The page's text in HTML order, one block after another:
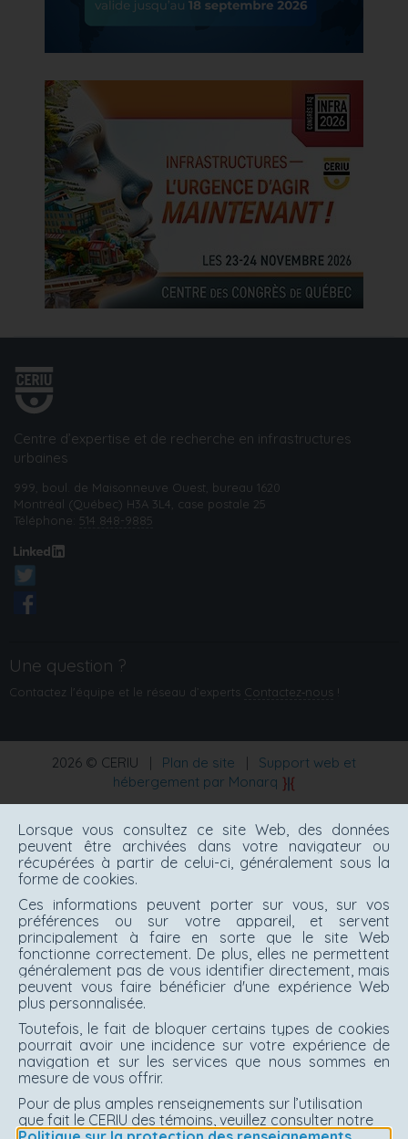
Centre d’expertise et de recherche en infrastructures
urbaines
999, boul. de Maisonneuve Ouest, bureau 1620
Montréal (Québec) H3A 3L4, case postale 25
Téléphone: 514 848-9885
Une question ?
Contactez l'équipe et le réseau d’experts Contactez‑nous !
2026 © CERIU Plan de site
Support web et
hébergement par Monarq
Lorsque vous consultez ce site Web, des données
peuvent être archivées dans votre navigateur ou
récupérées à partir de celui-ci, généralement sous la
forme de cookies.
Ces informations peuvent porter sur vous, sur vos
préférences ou sur votre appareil, et servent
principalement à faire en sorte que le site Web
fonctionne correctement. De plus, elles ne permettent
généralement pas de vous identifier directement, mais
peuvent vous faire bénéficier d'une expérience Web
plus personnalisée.
Toutefois, le fait de bloquer certains types de cookies
pourrait avoir une incidence sur votre expérience de
navigation et sur les services que nous sommes en
mesure de vous offrir.
Pour de plus amples renseignements sur l’utilisation
que fait le CERIU des témoins, veuillez consulter notre